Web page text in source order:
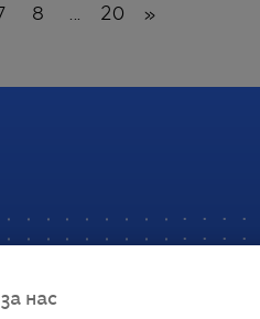
8 ... 20 »Напред
нас